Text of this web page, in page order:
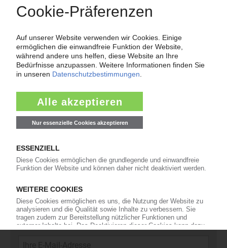
Fragen und Antworten: Was Kunst­stoff­verarbeiter wissen müssen,
wenn der Lieferant nicht mehr liefert – Informationen zum
Themenkomplex Force Majeure, Corona und Kunststoff-
Preisentwicklung sowie Tipps für die Praxis.
Jetzt lesen
Newsletter
Die wichtigsten Nachrichten und Neuigkeiten aus der
Kunststoffbranche – jeden Tag brandaktuell!